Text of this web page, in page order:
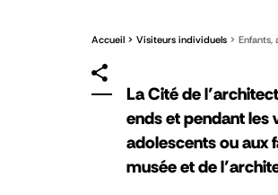
Accueil Visiteurs individuels Enfants,
La Cité de
ends et pendant les
adolescents ou aux
musée et de